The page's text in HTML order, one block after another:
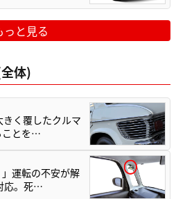
っと見る
体)
く覆したクルマ
ことを…
」運転の不安が解
応。死…